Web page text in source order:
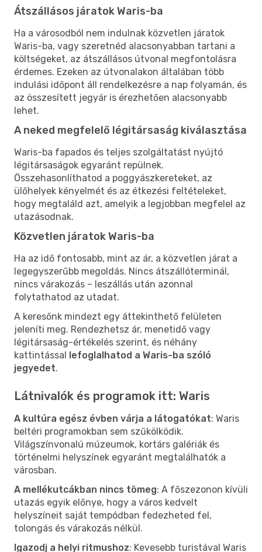
Átszállásos járatok Waris-ba
Ha a városodból nem indulnak közvetlen járatok
Waris-ba, vagy szeretnéd alacsonyabban tartani a
költségeket, az átszállásos útvonal megfontolásra
érdemes. Ezeken az útvonalakon általában több
indulási időpont áll rendelkezésre a nap folyamán, és
az összesített jegyár is érezhetően alacsonyabb
lehet.
A neked megfelelő légitársaság kiválasztása
Waris-ba fapados és teljes szolgáltatást nyújtó
légitársaságok egyaránt repülnek.
Összehasonlíthatod a poggyászkereteket, az
ülőhelyek kényelmét és az étkezési feltételeket,
hogy megtaláld azt, amelyik a legjobban megfelel az
utazásodnak.
Közvetlen járatok Waris-ba
Ha az idő fontosabb, mint az ár, a közvetlen járat a
legegyszerűbb megoldás. Nincs átszállóterminál,
nincs várakozás – leszállás után azonnal
folytathatod az utadat.
A keresőnk mindezt egy áttekinthető felületen
jeleníti meg. Rendezhetsz ár, menetidő vagy
légitársaság-értékelés szerint, és néhány
kattintással lefoglalhatod a Waris-ba szóló
jegyedet.
Látnivalók és programok itt: Waris
A kultúra egész évben várja a látogatókat: Waris
beltéri programokban sem szűkölködik.
Világszínvonalú múzeumok, kortárs galériák és
történelmi helyszínek egyaránt megtalálhatók a
városban.
A mellékutcákban nincs tömeg: A főszezonon kívüli
utazás egyik előnye, hogy a város kedvelt
helyszíneit saját tempódban fedezheted fel,
tolongás és várakozás nélkül.
Igazodj a helyi ritmushoz: Kevesebb turistával Waris